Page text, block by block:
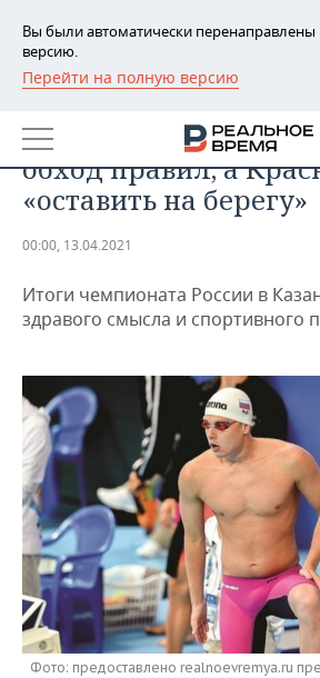
Вы были автоматически
версию.
Перейти на полную версию
РЕГИОНЫ
БАШКОРТОСТАН
ТАТАРСТАН
НОВОСТИ
АНАЛИТИКА
ДЕКЛАРАЦИИ О ДОХОДАХ
КОРОЛИ ГОСЗАКАЗА ПФО
ВУЗЫ ТАТАРСТАНА
КОМУ ПРИНАДЛЕЖАТ
ТОРГОВЫЕ ЦЕНТРЫ
ТАТАРСТАНА
НОВОСТИ ЭКОНОМИКИ
ФИНАНСЫ
БАНКИ
БЮДЖЕТ
ИНВЕСТИЦИИ
ПРОМЫШЛЕННОСТЬ
НОВОСТИ
АГРОПРОМ
МАШИНОСТРОЕНИЕ
НЕФТЕХИМИЯ
НЕФТЬ
ОПК
ЭНЕРГЕТИКА
НЕДВИЖИМОСТЬ
НОВОСТИ НЕДВИЖИМОСТИ
АВТО
НОВОСТИ АВТО
БИЗНЕС
НОВОСТИ БИЗНЕСА
РОЗНИЧНАЯ ТОРГОВЛЯ
ТРАНСПОРТ
УСЛУГИ
ТЕХНОЛОГИИ
НОВОСТИ ТЕХНОЛОГИЙ
IT
МЕДИА
МЕРОПРИЯТИЯ
НОВОСТИ МЕРОПРИЯТИЙ
ВЫЕЗДНАЯ РЕДАКЦИЯ
СПОРТ
НОВОСТИ СПОРТА
ОБЩЕСТВО
Ефимову предлагали
обход правил, а
«оставить на берегу»
00:00, 13.04.2021
Итоги чемпионата России в
здравого смысла и спортивного
Фото: предоставлено realnoevremya.ru